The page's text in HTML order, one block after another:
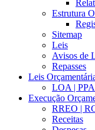
Estrutura
Sitemap
Leis
Avisos de
Repasses
Leis
LOA |
Execução
RREO |
Receitas